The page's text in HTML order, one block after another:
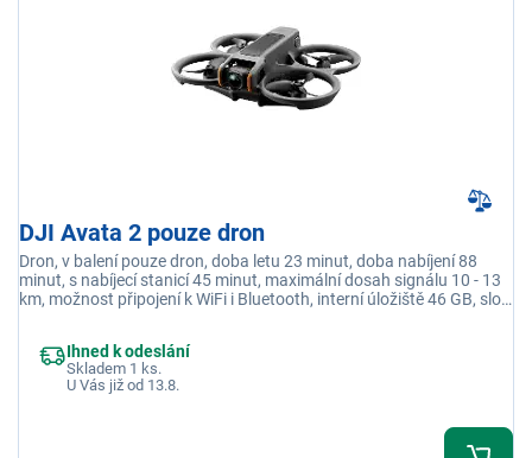
DJI Avata 2 pouze dron
Dron, v balení pouze dron, doba letu 23 minut, doba nabíjení 88
minut, s nabíjecí stanicí 45 minut, maximální dosah signálu 10 - 13
km, možnost připojení k WiFi i Bluetooth, interní úložiště 46 GB, slot
Ihned k odeslání
Skladem 1 ks.
U Vás již od 13.8.